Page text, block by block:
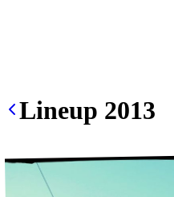
Lineup 2013